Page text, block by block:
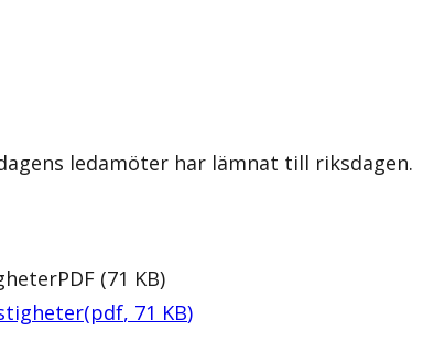
ledamöter har lämnat till riksdagen.
PDF (71 KB)
(pdf, 71 KB)